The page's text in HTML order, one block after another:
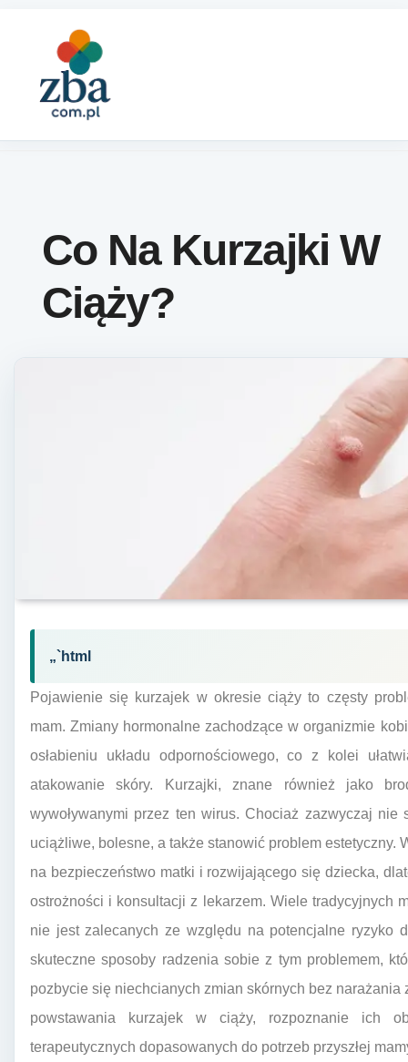
Co Na Kurzajki W
Ciąży?
„`html
Pojawienie się kurzajek w okresie ciąży to częsty
mam. Zmiany hormonalne zachodzące w organizmie
osłabieniu układu odpornościowego, co z kolei
atakowanie skóry. Kurzajki, znane również jako
wywoływanymi przez ten wirus. Chociaż zazwyczaj
uciążliwe, bolesne, a także stanowić problem estetyczny.
na bezpieczeństwo matki i rozwijającego się dziecka,
ostrożności i konsultacji z lekarzem. Wiele tradycyjnych
nie jest zalecanych ze względu na potencjalne ryzyko
skuteczne sposoby radzenia sobie z tym problemem,
pozbycie się niechcianych zmian skórnych bez
powstawania kurzajek w ciąży, rozpoznanie ich
terapeutycznych dopasowanych do potrzeb przyszłej